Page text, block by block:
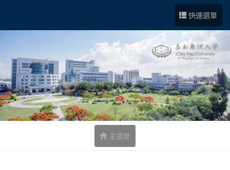
快速選單
主選單